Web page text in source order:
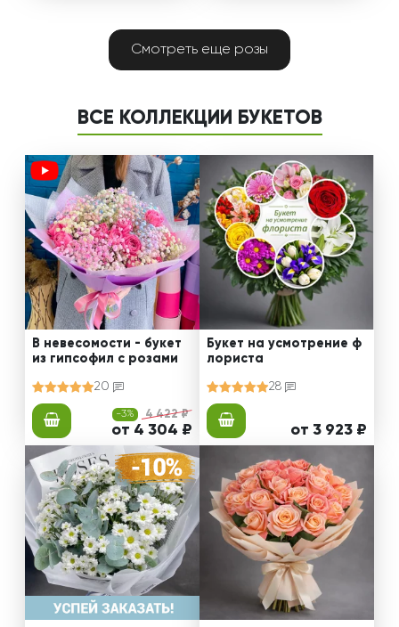
Смотреть еще розы
ВСЕ КОЛЛЕКЦИИ БУКЕТОВ
В невесомости - букет
из гипсофил с розами
20
-3% 4 422 ₽
от 4 304 ₽
Букет на усмотрение ф
лориста
28
от 3 923 ₽